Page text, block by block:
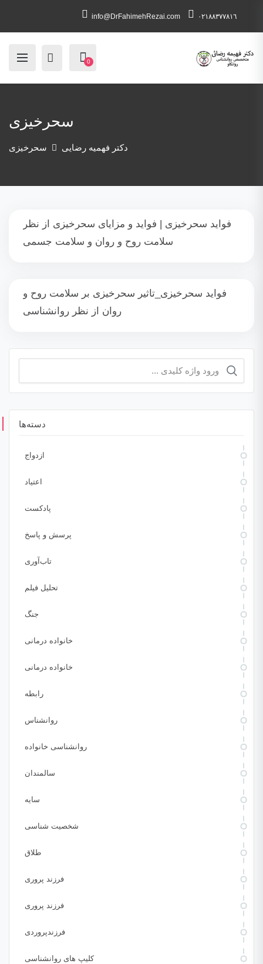
٠٢١٨٨٣٧٧٨١٦ info@DrFahimehRezai.com
0
سحرخیزی
دکتر فهمیه رضایی سحرخیزی
فواید سحرخیزی | فواید و مزایای سحرخیزی از نظر
سلامت روح و روان و سلامت جسمی
فواید سحرخیزی_تاثیر سحرخیزی بر سلامت روح و
روان از نظر روانشناسی
جستجو
دسته‌ها
ازدواج
اعتیاد
پادکست
پرسش و پاسخ
تاب‌آوری
تحلیل فیلم
جنگ
خانواده درمانی
خانواده درمانی
رابطه
روانشناس
روانشناسی خانواده
سالمندان
سایه
شخصیت شناسی
طلاق
فرزند پروری
فرزند پروری
فرزندپروردی
کلیپ های روانشناسی